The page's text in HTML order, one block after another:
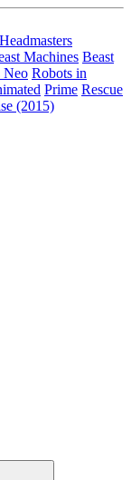
Headmasters
Machines Beast
Neo Robots in
Prime Rescue
(2015)